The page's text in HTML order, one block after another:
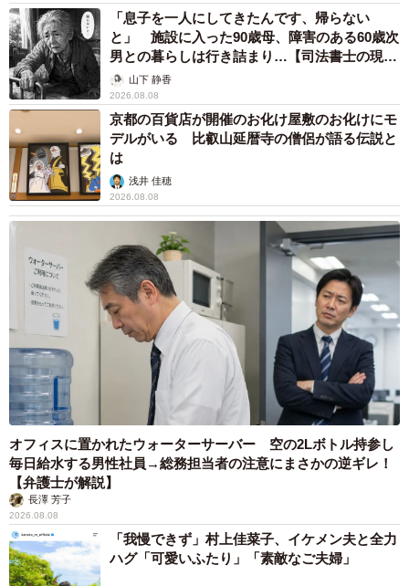
「小1の壁を感じた」と回答した保護者から「小学校進学」
のタイミングで苦労したことやエピソードを自由記入で募
ったところ、以下のようなコメントが寄せられました。
【入学準備・学童選びにも“見えない壁”】
▽入学前の説明会で必要な物品を知らされましたが、白無
地の下敷きなど文房具一つとっても細かな指定が多く、1カ
月半で全部を揃えるのは正直厳しいです。
▽学童の入会申込から決定までに時間がかかり、とてもヤ
キモキしました。仕事をしていれば1年生は全員入れると言
われていましたが、万が一を考えそれ以外の方法を模索す
るのに神経をすり減らしました。また、学級閉鎖時の預け
先がないことに驚愕しました。
【時間との戦い、保護者のサポートが前提の日々】
▽宿題のチェックや丸付けなどに、思いのほか時間がかか
ります。帰宅後は夕食やお風呂で手いっぱいなのに、丸付
けや音読の付き添いなど、低学年のうちは子どもが一人で
こなせない宿題も多く、毎日が本当に大変です。
▽小学校の学童は18時半までのため、仕事の時間調整がと
ても大変でした。また、小学校の長期休暇期間中は、学童
が朝8時半以降から預かり開始のため、職場の理解がなけれ
ば正社員として働き続けることは難しいと、改めて実感し
「息子を一人にしてきたんです、帰らない
と」 施設に入った90歳母、障害のある60歳次
男との暮らしは行き詰まり…【司法書士の現場
から】山下 静香
2026.08.08
京都の百貨店が開催のお化け屋敷のお化けにモ
デルがいる 比叡山延暦寺の僧侶が語る伝説と
は
浅井 佳穂
2026.08.08
オフィスに置かれたウォーターサーバー 空の2Lボトル持参し
毎日給水する男性社員→総務担当者の注意にまさかの逆ギレ！
【弁護士が解説】
長澤 芳子
2026.08.08
「我慢できず」村上佳菜子、イケメン夫と全力
ハグ「可愛いふたり」「素敵なご夫婦」